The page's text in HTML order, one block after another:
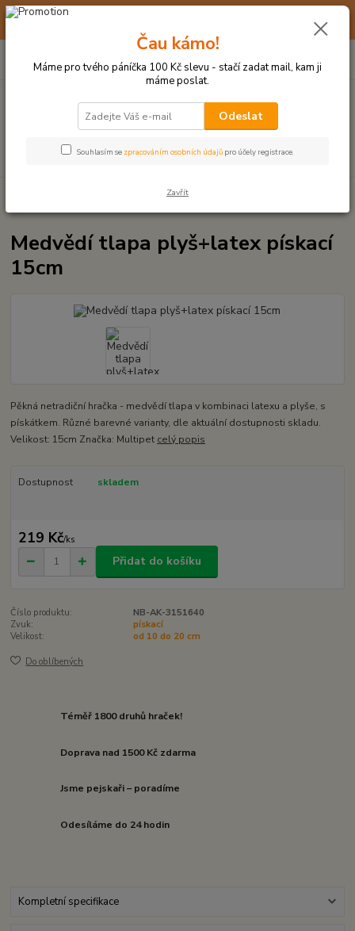
☀️ 10. - 14. SRPNA 2026 MÁME DOVOLENOU ☀️ OBJEDNÁVKY
Hledat
po–pá: 9–17 hod.
za0 Kč
PLYŠOVÉ A TEXTILNÍ HRAČKY
Medvědí tlapa plyš+latex pískací
15cm
Pěkná netradiční hračka - medvědí tlapa v kombinaci latexu a plyše, s
pískátkem. Různé barevné varianty, dle aktuální dostupnosti skladu.
Velikost: 15cm Značka: Multipet celý popis
Dostupnost skladem
219 Kč/ks
Přidat do košíku
Číslo produktu:
NB-AK-3151640
Zvuk:
pískací
Velikost:
od 10 do 20 cm
Do oblíbených
Téměř 1800 druhů hraček!
Doprava nad 1500 Kč zdarma
Jsme pejskaři – poradíme
Odesíláme do 24 hodin
Kompletní specifikace
Čau kámo!
Máme pro tvého páníčka 100 Kč slevu - stačí zadat mail, kam ji
máme poslat.
Odeslat
Souhlasím se zpracováním osobních údajů pro účely registrace.
Zavřít